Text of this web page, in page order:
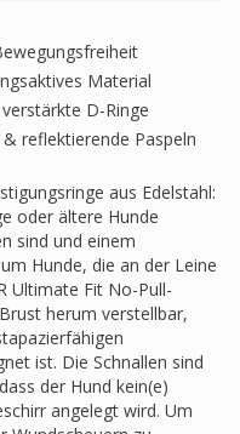
Material
D-Ringe
reflektierende Paspeln
aus Edelstahl:
oder ältere Hunde
sind und einem
Hunde, die an der Leine
Ultimate Fit No-Pull-
herum verstellbar,
ist. Die Schnallen sind
der Hund kein(e)
angelegt wird. Um